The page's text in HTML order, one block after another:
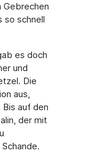
Gebrechen
so schnell
es doch
und
Die
aus,
auf den
der mit